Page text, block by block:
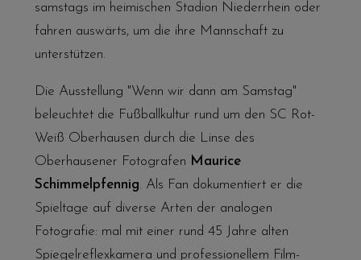
samstags im heimischen Stadion Niederrhein oder
fahren auswärts, um die ihre Mannschaft zu
unterstützen.
Die Ausstellung "Wenn wir dann am Samstag"
beleuchtet die Fußballkultur rund um den SC Rot-
Weiß Oberhausen durch die Linse des
Oberhausener Fotografen Maurice
Schimmelpfennig. Als Fan dokumentiert er die
Spieltage auf diverse Arten der analogen
Fotografie: mal mit einer rund 45 Jahre alten
Spiegelreflexkamera und professionellem Film-